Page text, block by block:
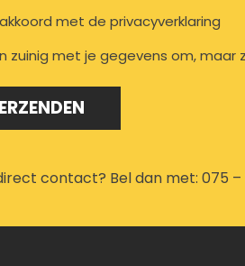
met de privacyverklaring
zuinig met je gegevens om,
contact? Bel dan met: 075 –